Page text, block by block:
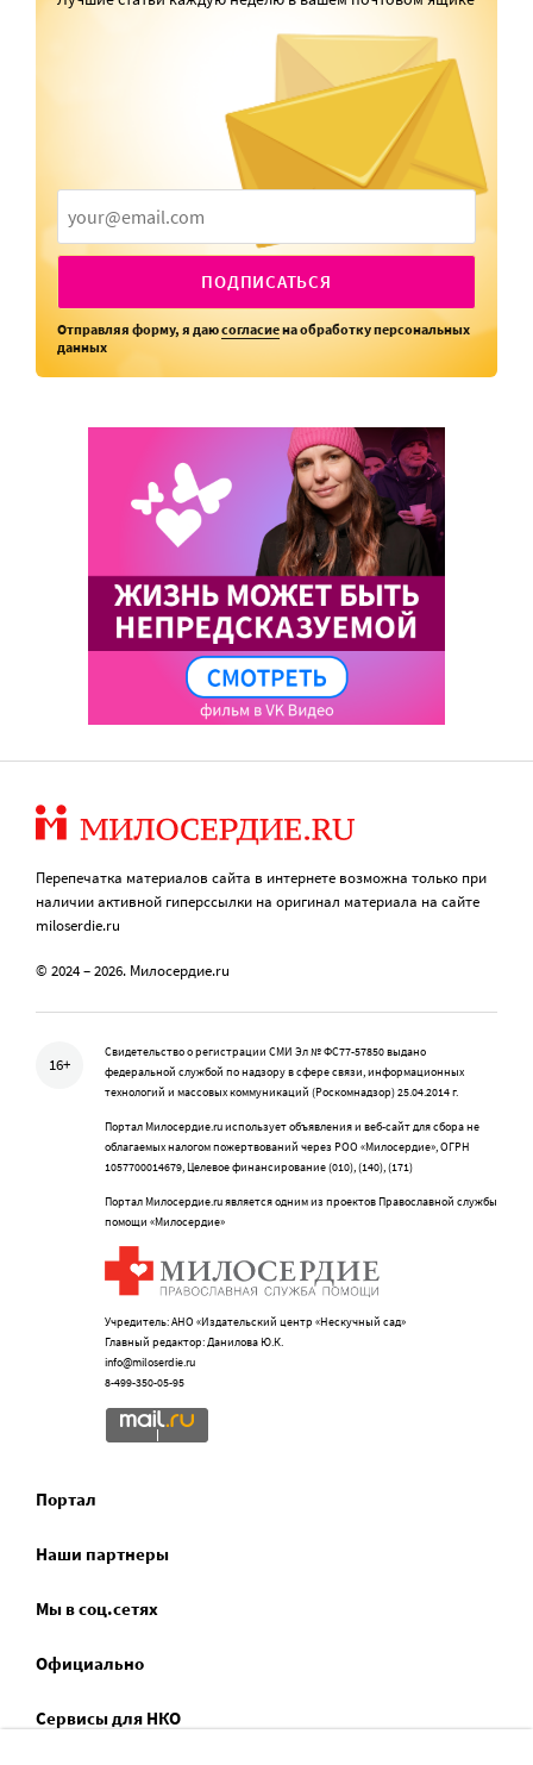
ПОДПИСАТЬСЯ
Отправляя форму, я даюсогласиена обработку персональных
данных
Перепечатка материалов сайта в интернете возможна только при
наличии активной гиперссылки на оригинал материала на сайте
miloserdie.ru
© 2024 – 2026. Милосердие.ru
16+
Свидетельство о регистрации СМИ Эл № ФС77-57850 выдано
федеральной службой по надзору в сфере связи, информационных
технологий и массовых коммуникаций (Роскомнадзор) 25.04.2014 г.
Портал Милосердие.ru использует объявления и веб-сайт для сбора не
облагаемых налогом пожертвований через РОО «Милосердие», ОГРН
1057700014679, Целевое финансирование (010), (140), (171)
Портал Милосердие.ru является одним из проектов Православной службы
помощи «Милосердие»
Учредитель: АНО «Издательский центр «Нескучный сад»
Главный редактор: Данилова Ю.К.
info@miloserdie.ru
8-499-350-05-95
Портал
Наши партнеры
Мы в соц.сетях
Официально
Сервисы для НКО